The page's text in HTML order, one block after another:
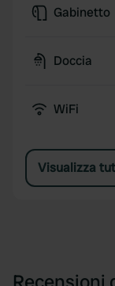
Gabinetto
Doccia
WiFi
Visualizza